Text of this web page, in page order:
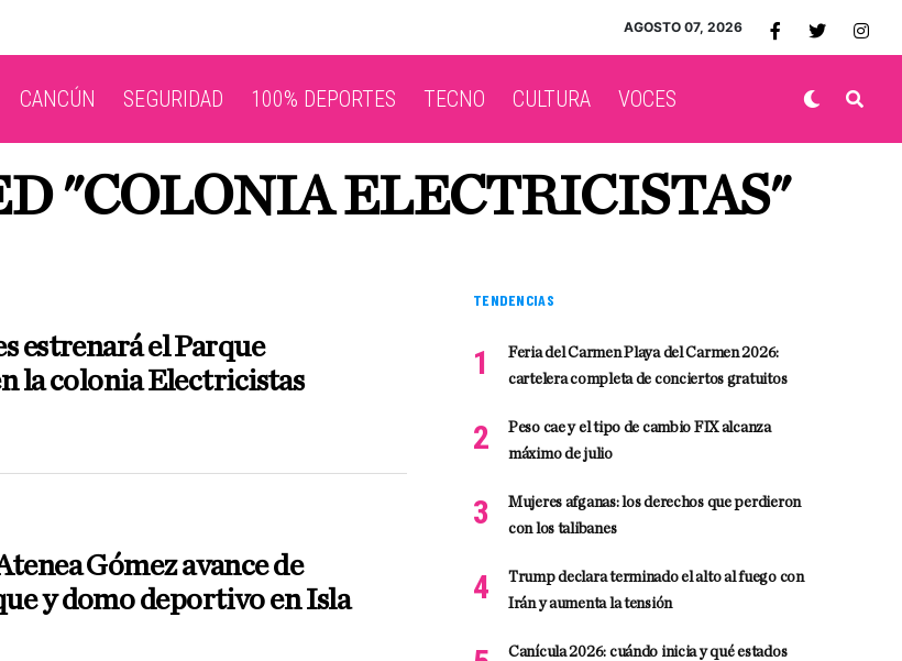
AGOSTO 07, 2026
CANCÚN SEGURIDAD 100% DEPORTES TECNO CULTURA VOCES
"COLONIA ELECTRICISTAS"
estrenará el Parque
la colonia Electricistas
Gómez avance de
y domo deportivo en Isla
TENDENCIAS
Feria del Carmen Playa del Carmen 2026:
cartelera completa de conciertos gratuitos
Peso cae y el tipo de cambio FIX alcanza
máximo de julio
Mujeres afganas: los derechos que perdieron
con los talibanes
Trump declara terminado el alto al fuego con
Irán y aumenta la tensión
Canícula 2026: cuándo inicia y qué estados